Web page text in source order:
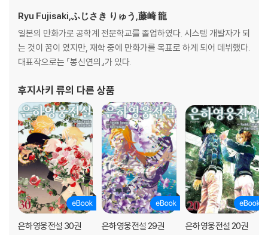
Ryu Fujisaki,ふじさき りゅう,藤崎 龍
일본의 만화가로 공학계 전문학교를 졸업하였다. 시스템 개발자가 되
는 것이 꿈이 였지만, 재학 중에 만화가를 목표로 하게 되어 데뷔했다.
대표작으로는 『봉신연의』가 있다.
후지사키 류의 다른 상품
은하영웅전설 30권 은하영웅전설 29권 은하영웅전설 20권